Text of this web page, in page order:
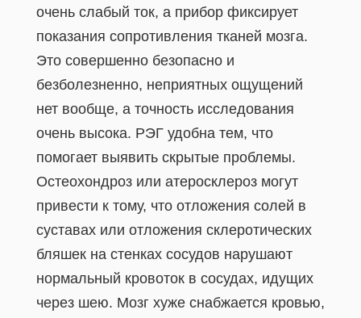
очень слабый ток, а прибор фиксирует
показания сопротивления тканей мозга.
Это совершенно безопасно и
безболезненно, неприятных ощущений
нет вообще, а точность исследования
очень высока. РЭГ удобна тем, что
помогает выявить скрытые проблемы.
Остеохондроз или атеросклероз могут
привести к тому, что отложения солей в
суставах или отложения склеротических
бляшек на стенках сосудов нарушают
нормальный кровоток в сосудах, идущих
через шею. Мозг хуже снабжается кровью,